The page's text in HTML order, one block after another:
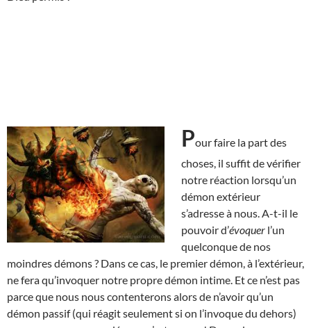
Pour faire la part des
choses, il suffit de vérifier
notre réaction lorsqu’un
démon extérieur
s’adresse à nous. A-t-il le
pouvoir d’évoquer l’un
quelconque de nos
moindres démons ? Dans ce cas, le premier démon, à l’extérieur,
ne fera qu’invoquer notre propre démon intime. Et ce n’est pas
parce que nous nous contenterons alors de n’avoir qu’un
démon passif (qui réagit seulement si on l’invoque du dehors)